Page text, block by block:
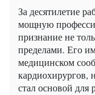
За десятилетие
мощную
признание не
пределами. Его
медицинском
кардиохирургов,
стал основой для